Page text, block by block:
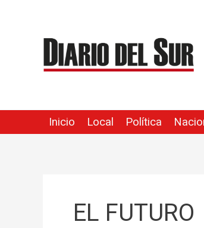
contenido
Inicio Local Política
EL FUTURO